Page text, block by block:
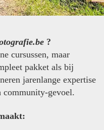
?
cursussen, maar
pakket als bij
jarenlange expertise
community-gevoel.